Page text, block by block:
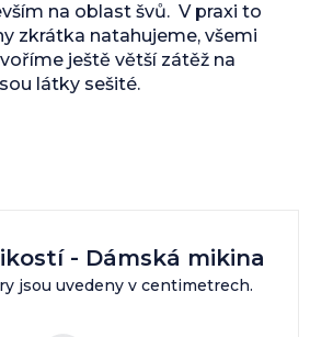
- Dámská mikina
jsou uvedeny v centimetrech.
na oblast švů. V praxi to
zkrátka natahujeme, všemi
ještě větší zátěž na
látky sešité.